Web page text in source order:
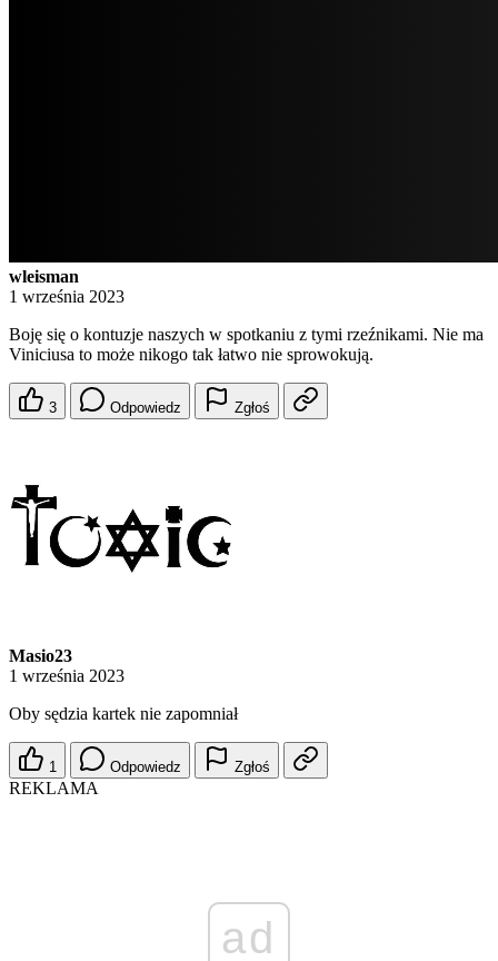
wleisman
1 września 2023
Boję się o kontuzje naszych w spotkaniu z tymi rzeźnikami. Nie ma
Viniciusa to może nikogo tak łatwo nie sprowokują.
3 Odpowiedz Zgłoś
Masio23
1 września 2023
Oby sędzia kartek nie zapomniał
1 Odpowiedz Zgłoś
REKLAMA
ad